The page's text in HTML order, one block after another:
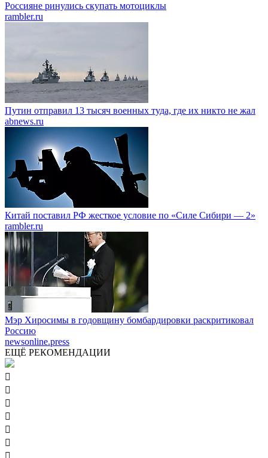
Россияне ринулись скупать мотоциклы
rambler.ru
Путин отправил 13 тысяч военных туда, где их никто не жал
abnews.ru
Китай поставил РФ жесткое условие по «Силе Сибири — 2»
rambler.ru
Мэр Хиросимы в годовщину бомбардировки раскритиковал
Россию
newsonline.press
ЕЩЁ РЕКОМЕНДАЦИИ






